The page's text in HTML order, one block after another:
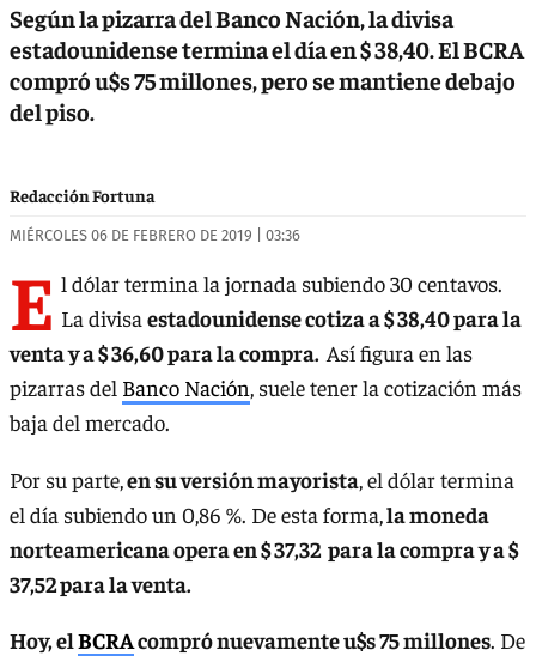
Según la pizarra del Banco Nación, la divisa
estadounidense termina el día en $ 38,40. El BCRA
compró u$s 75 millones, pero se mantiene debajo
del piso.
Redacción Fortuna
MIÉRCOLES 06 DE FEBRERO DE 2019 | 03:36
E l dólar termina la jornada subiendo 30 centavos.
La divisa estadounidense cotiza a $ 38,40 para la
venta y a $ 36,60 para la compra. Así figura en las
pizarras del Banco Nación, suele tener la cotización más
baja del mercado.
Por su parte,en su versión mayorista, el dólar termina
el día subiendo un 0,86 %. De esta forma,la moneda
norteamericana opera en $ 37,32 para la compra y a $
37,52 para la venta.
Hoy, elBCRAcompró nuevamente u$s 75 millones. De